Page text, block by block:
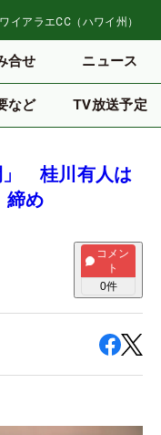
ワイアラエCC（ハワイ州）
合せ ニュース
など TV放送予定
」 桂川有人は
締め
コメン
ト
0件